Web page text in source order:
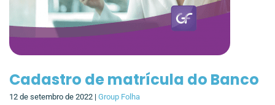
Cadastro de matrícula do Banco
12 de setembro de 2022 | Group Folha